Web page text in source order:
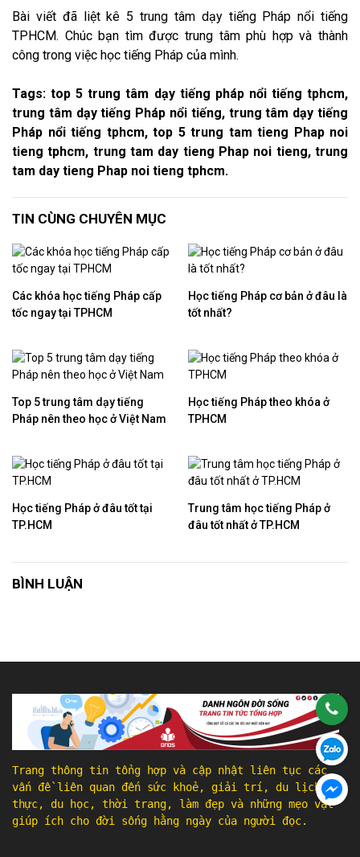
Bài viết đã liệt kê 5 trung tâm dạy tiếng Pháp nổi tiếng
TPHCM. Chúc bạn tìm được trung tâm phù hợp và thành
công trong việc học tiếng Pháp của mình.
Tags: top 5 trung tâm dạy tiếng pháp nổi tiếng tphcm,
trung tâm dạy tiếng Pháp nổi tiếng, trung tâm dạy tiếng
Pháp nổi tiếng tphcm, top 5 trung tam tieng Phap noi
tieng tphcm, trung tam day tieng Phap noi tieng, trung
tam day tieng Phap noi tieng tphcm.
TIN CÙNG CHUYÊN MỤC
Các khóa học tiếng Pháp cấp
tốc ngay tại TPHCM
Học tiếng Pháp cơ bản ở đâu là
tốt nhất?
Top 5 trung tâm dạy tiếng
Pháp nên theo học ở Việt Nam
Học tiếng Pháp theo khóa ở
TPHCM
Học tiếng Pháp ở đâu tốt tại
TP.HCM
Trung tâm học tiếng Pháp ở
đâu tốt nhất ở TP.HCM
BÌNH LUẬN
Trang thông tin tổng hợp và cập nhật liên tục các
vấn đề liên quan đến sức khoẻ, giải trí, du lịch, ẩm
thực, du học, thời trang, làm đẹp và những mẹo vặt
giúp ích cho đời sống hằng ngày của người đọc.